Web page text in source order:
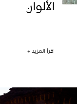
الألوان
اقرأ المزيد +